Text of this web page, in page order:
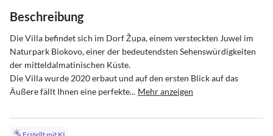
Beschreibung
Die Villa befindet sich im Dorf Župa, einem versteckten Juwel im
Naturpark Biokovo, einer der bedeutendsten Sehenswürdigkeiten
der mitteldalmatinischen Küste.
Die Villa wurde 2020 erbaut und auf den ersten Blick auf das
Äußere fällt Ihnen eine perfekte... Mehr anzeigen